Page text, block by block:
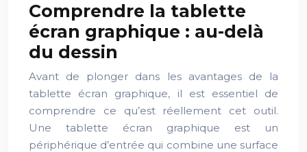
Comprendre la tablette
écran graphique : au-delà
du dessin
Avant de plonger dans les avantages de la
tablette écran graphique, il est essentiel de
comprendre ce qu’est réellement cet outil.
Une tablette écran graphique est un
périphérique d’entrée qui combine une surface